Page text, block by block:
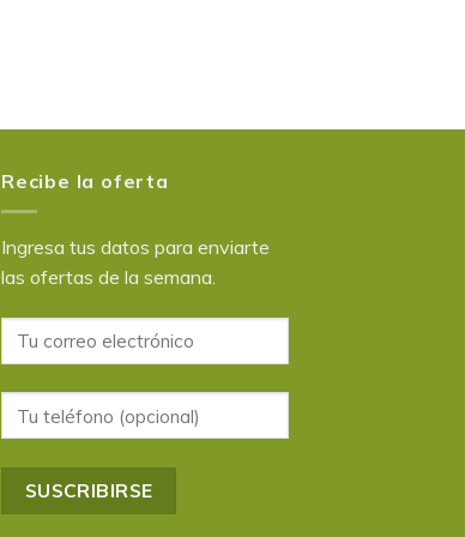
Recibe la oferta
Ingresa tus datos para enviarte
las ofertas de la semana.